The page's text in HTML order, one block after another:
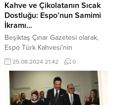
Kahve ve Çikolatanın Sıcak
Dostluğu: Espo’nun Samimi
İkramı…
Beşiktaş Çınar Gazetesi olarak,
Espo Türk Kahvesi’nin
Türkiye’deki ilk adımlarını
tanıtmaktan büyük mutluluk
duyduk. Adanalı Cenk tarafından
Türkiye distribütörlüğü alınan
Espo Türk kahvesi, mis kokusu
25.08.2024 21:42 0